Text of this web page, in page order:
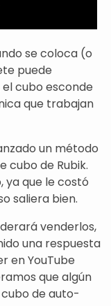
se coloca (o
puede
cubo esconde
que trabajan
un método
cubo de Rubik.
ya que le costó
saliera bien.
venderlos,
una respuesta
en YouTube
que algún
de auto-